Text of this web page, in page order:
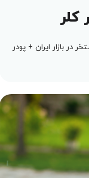
کلر
در بازار ایران + پودر